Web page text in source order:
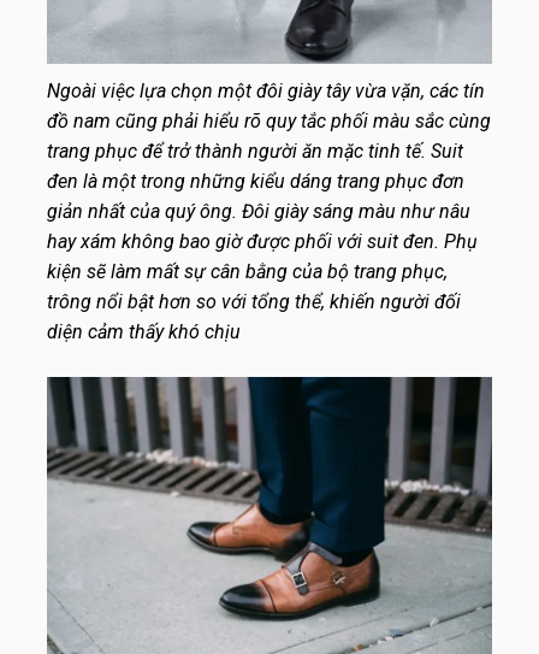
Ngoài việc lựa chọn một đôi giày tây vừa vặn, các tín
đồ nam cũng phải hiểu rõ quy tắc phối màu sắc cùng
trang phục để trở thành người ăn mặc tinh tế. Suit
đen là một trong những kiểu dáng trang phục đơn
giản nhất của quý ông. Đôi giày sáng màu như nâu
hay xám không bao giờ được phối với suit đen. Phụ
kiện sẽ làm mất sự cân bằng của bộ trang phục,
trông nổi bật hơn so với tổng thể, khiến người đối
diện cảm thấy khó chịu